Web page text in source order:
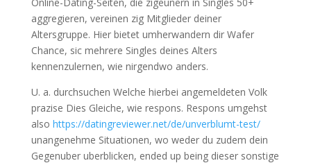
aggregieren, vereinen zig Mitglieder deiner
Altersgruppe. Hier bietet umherwandern dir Wafer
Chance, sic mehrere Singles deines Alters
kennenzulernen, wie nirgendwo anders.
U. a. durchsuchen Welche hierbei angemeldeten Volk
prazise Dies Gleiche, wie respons. Respons umgehst
also https://datingreviewer.net/de/unverblumt-test/
unangenehme Situationen, wo weder du zudem dein
Gegenuber uberblicken, ended up being dieser sonstige